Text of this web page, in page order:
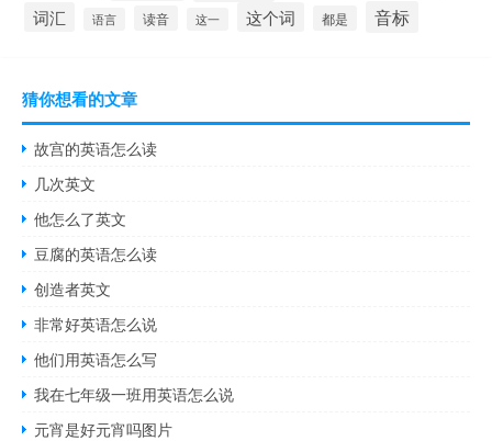
词汇 语言 读音 这一 这个词 都是 音标
猜你想看的文章
故宫的英语怎么读
几次英文
他怎么了英文
豆腐的英语怎么读
创造者英文
非常好英语怎么说
他们用英语怎么写
我在七年级一班用英语怎么说
元宵是好元宵吗图片